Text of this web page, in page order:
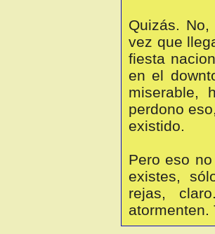
Quizás.
vez que
fiesta
en el
miserable,
perdono
existido.
Pero eso
existes,
rejas,
atormenten.